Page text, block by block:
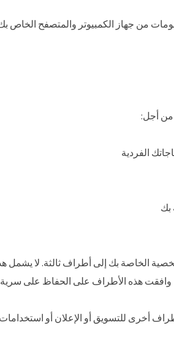
من أجل:
الفردية
بك
الخاصة بك إلى أطراف ثالثة. لا يشمل
وافقت هذه الأطراف على الحفاظ على
أخرى للتسويق أو الإعلان أو